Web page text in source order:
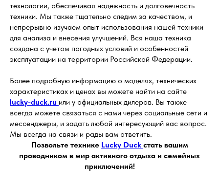
технологии, обеспечивая надежность и долговечность
техники. Мы также тщательно следим за качеством, и
непрерывно изучаем опыт использования нашей техники
для анализа и внесения улучшений. Вся наша техника
создана с учетом погодных условий и особенностей
эксплуатации на территории Российской Федерации.
Более подробную информацию о моделях, технических
характеристиках и ценах вы можете найти на сайте
lucky-duck.ru или у официальных дилеров. Вы также
всегда можете связаться с нами через социальные сети и
мессенджеры, и задать любой интересующий вас вопрос.
Мы всегда на связи и рады вам ответить.
Позвольте технике Lucky Duck стать вашим
проводником в мир активного отдыха и семейных
приключений!